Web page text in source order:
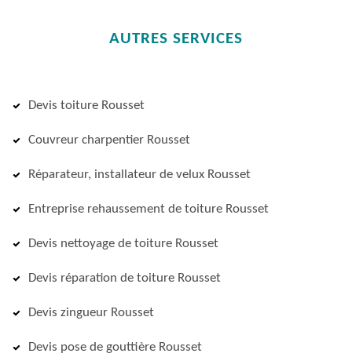
AUTRES SERVICES
Devis toiture Rousset
Couvreur charpentier Rousset
Réparateur, installateur de velux Rousset
Entreprise rehaussement de toiture Rousset
Devis nettoyage de toiture Rousset
Devis réparation de toiture Rousset
Devis zingueur Rousset
Devis pose de gouttière Rousset